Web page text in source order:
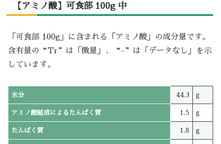
【アミノ酸】可食部 100g 中
「可食部 100g」に含まれる「アミノ酸」の成分量です。
含有量の“Tr”は「微量」、“-”は「データなし」を示
しています。
水分 44.3 g
アミノ酸組成によるたんぱく質 1.5 g
たんぱく質 1.8 g